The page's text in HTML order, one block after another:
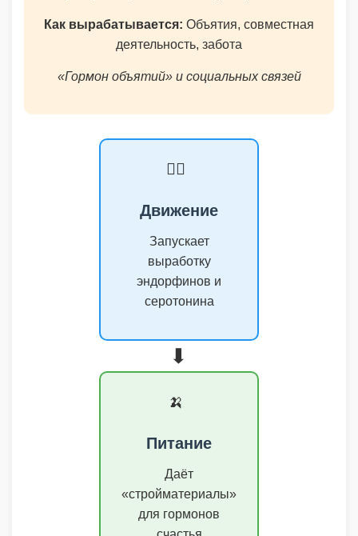
Как вырабатывается: Объятия, совместная
деятельность, забота
«Гормон объятий» и социальных связей
🏃‍♀️
Движение
Запускает
выработку
эндорфинов и
серотонина
➡️
🍌
Питание
Даёт
«стройматериалы»
для гормонов